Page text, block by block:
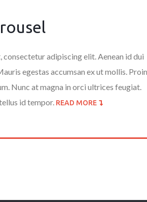
consectetur adipiscing elit. Aenean id dui
egestas accumsan ex ut mollis. Proin
Nunc at magna in orci ultrices feugiat.
id tempor. READ MORE